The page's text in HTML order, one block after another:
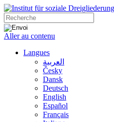
Aller au contenu
Langues
العربية
Česky
Dansk
Deutsch
English
Español
Français